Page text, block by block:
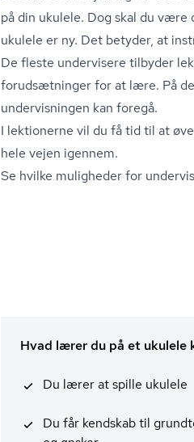
på din ukulele. Dog skal du
ukulele er ny. Det betyder, at
De fleste undervisere tilbyder
forudsætninger for at lære. På
undervisningen kan foregå.
I lektionerne vil du få tid til at
hele vejen igennem.
Se hvilke muligheder for
Hvad lærer du på et ukulele
Du lærer at spille ukulele
Du får kendskab til